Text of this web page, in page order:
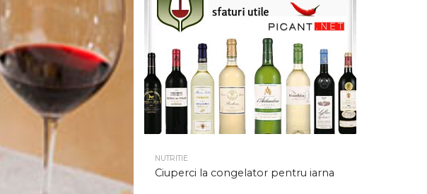
NUTRITIE
Ciuperci la congelator pentru iarna